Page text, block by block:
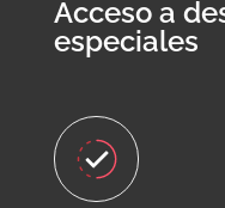
Acceso a
especiales